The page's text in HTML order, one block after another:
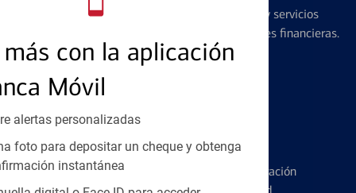
con la aplicación
Móvil
alertas personalizadas
foto para depositar un cheque y obtenga
instantánea
Ofrecemos una amplia gama de productos y servicios
diseñados para ayudar con todas sus necesidades financieras.
Tarjetas de Crédito
Conozca los pormenores de la administración